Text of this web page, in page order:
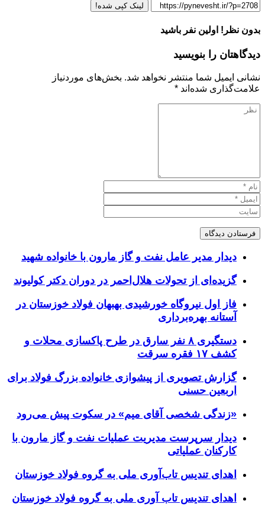
لینک کپی شده!
بدون نظر! اولین نفر باشید
دیدگاهتان را بنویسید
نشانی ایمیل شما منتشر نخواهد شد. بخش‌های موردنیاز
علامت‌گذاری شده‌اند *
دیدار مدیر عامل نفت و گاز مارون با خانواده شهید
گزیده‌ای از تحولات هلال‌احمر در دوران دکتر کولیوند
فاز اول نیروگاه خورشیدی بهبهان فولاد خوزستان در
آستانه بهره‌برداری
دستگیری ۸ نفر سارق در طرح پاکسازی محلات و
کشف ۱۷ فقره سرقت
گزارش تصویری از پیشوازی خانواده بزرگ فولاد برای
اربعین حسنی
«زندگی شخصی آقای میم» در سکوت پیش می‌رود
دیدار سرپرست مدیریت عملیات نفت و گاز مارون با
کارکنان عملیاتی
اهدای تندیس تاب‌آوری ملی به گروه فولاد خوزستان
اهدای تندیس تاب آوری ملی به گروه فولاد خوزستان